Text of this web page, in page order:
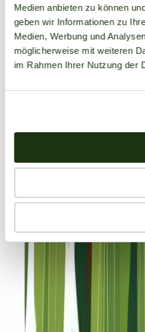
Medien anbieten zu können
geben wir Informationen zu
Medien, Werbung und
möglicherweise mit weiteren
im Rahmen Ihrer Nutzung der